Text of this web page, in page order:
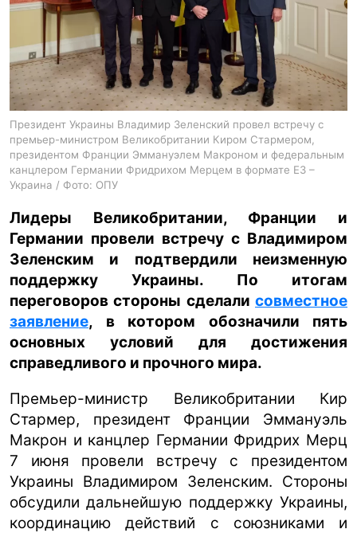
ru en
Президент Украины Владимир Зеленский провел встречу с
премьер-министром Великобритании Киром Стармером,
президентом Франции Эммануэлем Макроном и федеральным
канцлером Германии Фридрихом Мерцем в формате Е3 –
Украина / Фото: ОПУ
Лидеры Великобритании, Франции и
Германии провели встречу с Владимиром
Зеленским и подтвердили неизменную
поддержку Украины. По итогам
переговоров стороны сделали совместное
заявление, в котором обозначили пять
основных условий для достижения
справедливого и прочного мира.
Премьер-министр Великобритании Кир
Стармер, президент Франции Эммануэль
Макрон и канцлер Германии Фридрих Мерц
7 июня провели встречу с президентом
Украины Владимиром Зеленским. Стороны
обсудили дальнейшую поддержку Украины,
координацию действий с союзниками и